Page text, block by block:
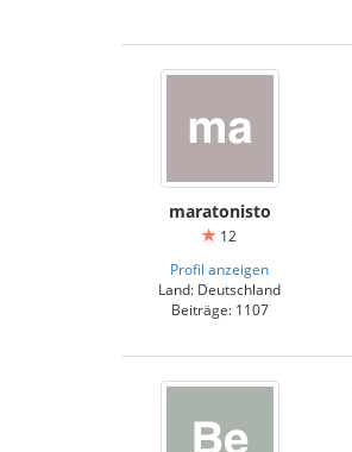
maratonisto
12
Profil anzeigen
Land: Deutschland
Beiträge: 1107